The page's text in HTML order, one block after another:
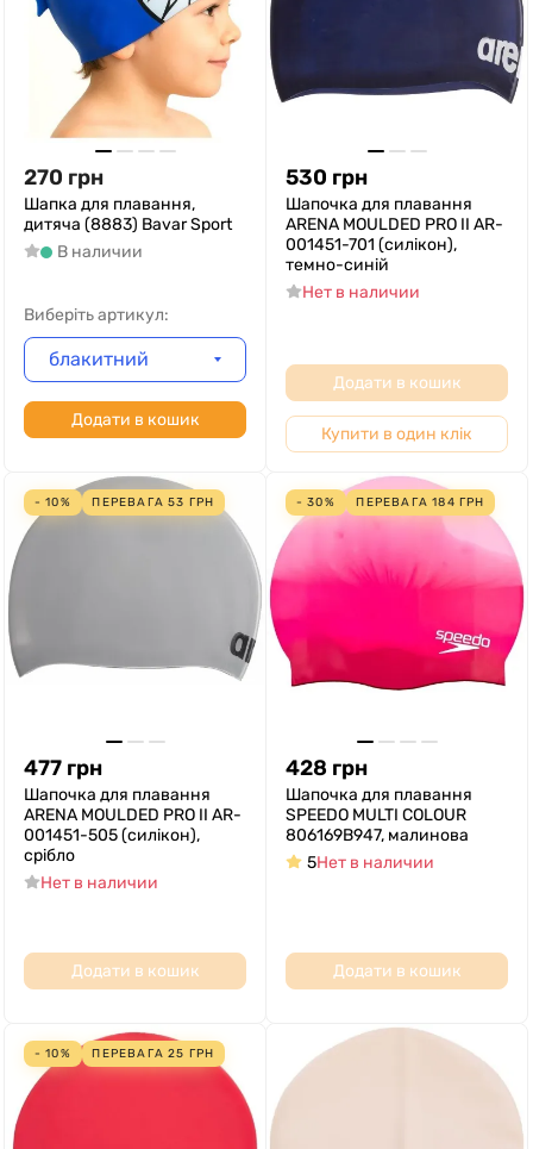
270 грн
Шапка для плавання,
дитяча (8883) Bavar Sport
В наличии
Виберіть артикул:
блакитний
Додати в кошик
530 грн
Шапочка для плавання
ARENA MOULDED PRO II AR-
001451-701 (силікон),
темно-синій
Нет в наличии
Додати в кошик
Купити в один клік
- 10% ПЕРЕВАГА53 ГРН
477 грн
Шапочка для плавання
ARENA MOULDED PRO II AR-
001451-505 (силікон),
срібло
Нет в наличии
Додати в кошик
- 30% ПЕРЕВАГА184 ГРН
428 грн
Шапочка для плавання
SPEEDO MULTI COLOUR
806169B947, малинова
5Нет в наличии
Додати в кошик
- 10% ПЕРЕВАГА25 ГРН